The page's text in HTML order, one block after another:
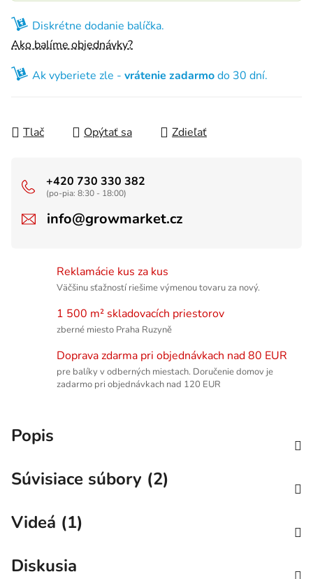
Diskrétne dodanie balíčka.
Ako balíme objednávky?
Ak vyberiete zle - vrátenie zadarmodo 30 dní.
Tlač Opýtať sa Zdieľať
+420 730 330 382
(po-pia: 8:30 - 18:00)
info@growmarket.cz
Reklamácie kus za kus
Väčšinu sťažností riešime výmenou tovaru za nový.
1 500 m² skladovacích priestorov
zberné miesto Praha Ruzyně
Doprava zdarma pri objednávkach nad 80 EUR
pre balíky v odberných miestach. Doručenie domov je
zadarmo pri objednávkach nad 120 EUR
Popis
Súvisiace súbory (2)
Videá (1)
Diskusia